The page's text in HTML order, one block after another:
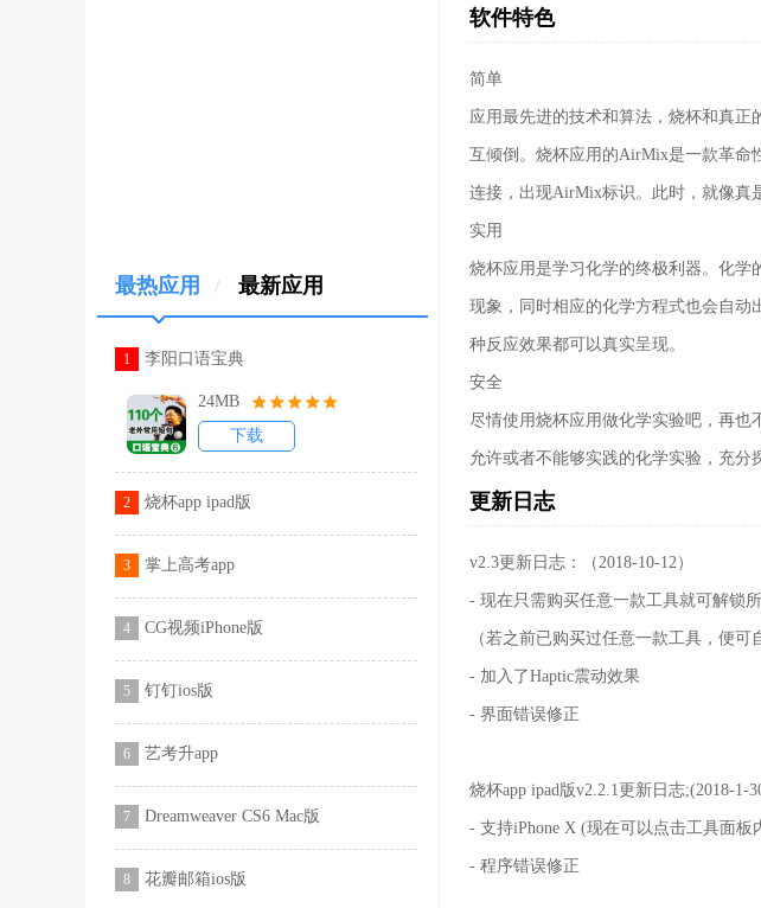
最热应用 / 最新应用
1 李阳口语宝典
24MB
下载
2 烧杯app ipad版
3 掌上高考app
4 CG视频iPhone版
5 钉钉ios版
6 艺考升app
7 Dreamweaver CS6 Mac版
8 花瓣邮箱ios版
软件特色
简单
应用最先进的技术和算法，烧杯和真
互倾倒。烧杯应用的AirMix是一款革命
连接，出现AirMix标识。此时，就像真
实用
烧杯应用是学习化学的终极利器。化学
现象，同时相应的化学方程式也会自动
种反应效果都可以真实呈现。
安全
尽情使用烧杯应用做化学实验吧，再
允许或者不能够实践的化学实验，充分
更新日志
v2.3更新日志：（2018-10-12）
- 现在只需购买任意一款工具就可解锁
（若之前已购买过任意一款工具，便可
- 加入了Haptic震动效果
- 界面错误修正
烧杯app ipad版v2.2.1更新日志;(2018-1-
- 支持iPhone X (现在可以点击工具面板
- 程序错误修正